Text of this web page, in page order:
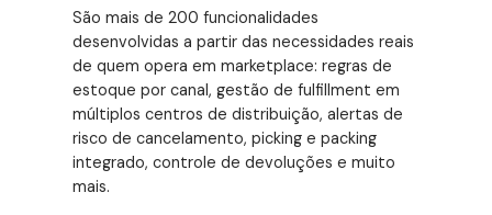
São mais de 200 funcionalidades
desenvolvidas a partir das necessidades reais
de quem opera em marketplace: regras de
estoque por canal, gestão de fulfillment em
múltiplos centros de distribuição, alertas de
risco de cancelamento, picking e packing
integrado, controle de devoluções e muito
mais.